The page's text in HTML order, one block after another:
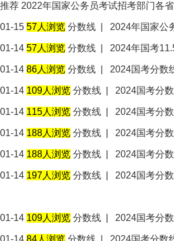
推荐 2022年国家公务员考试招考部门各
01-15 57人浏览 分数线 2024年国家公
01-14 57人浏览 分数线 2024年国考
01-14 86人浏览 分数线 2024国考分数
01-14 109人浏览 分数线 2024国考分
01-14 115人浏览 分数线 2024国考分
01-14 188人浏览 分数线 2024国考分
01-14 188人浏览 分数线 2024国考分
01-14 197人浏览 分数线 2024国考分
01-14 109人浏览 分数线 2024国考分
01-14 84人浏览 分数线 2024国考分数